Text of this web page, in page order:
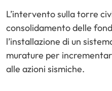
L’intervento sulla torre
consolidamento delle
l’installazione di un
murature per
alle azioni sismiche.